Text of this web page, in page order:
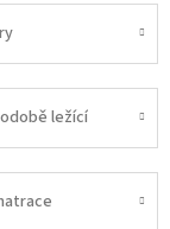
ležící